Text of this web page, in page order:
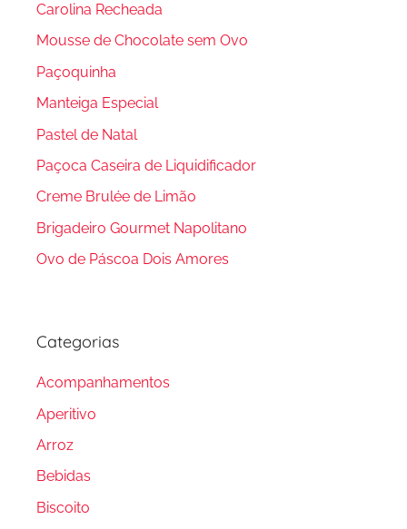
Carolina Recheada
Mousse de Chocolate sem Ovo
Paçoquinha
Manteiga Especial
Pastel de Natal
Paçoca Caseira de Liquidificador
Creme Brulée de Limão
Brigadeiro Gourmet Napolitano
Ovo de Páscoa Dois Amores
Categorias
Acompanhamentos
Aperitivo
Arroz
Bebidas
Biscoito